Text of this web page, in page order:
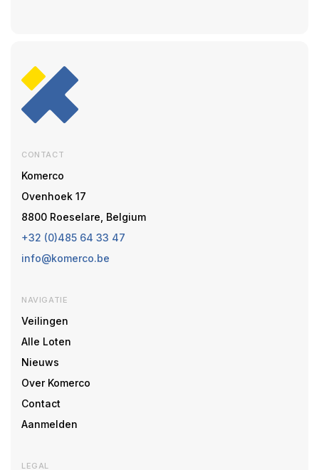
CONTACT
Komerco
Ovenhoek 17
8800 Roeselare, Belgium
+32 (0)485 64 33 47
info@komerco.be
NAVIGATIE
Veilingen
Alle Loten
Nieuws
Over Komerco
Contact
Aanmelden
LEGAL